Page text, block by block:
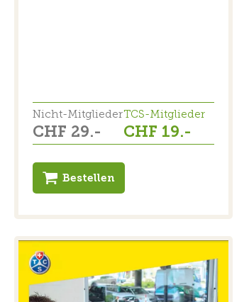
Nicht-Mitglieder
CHF 29.-
TCS-Mitglieder
CHF 19.-
Bestellen